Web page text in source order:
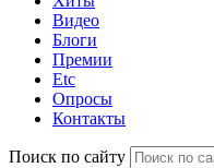
Видео
Блоги
Премии
Etc
Опросы
Контакты
Поиск по сайту